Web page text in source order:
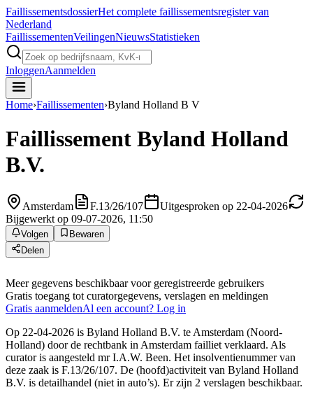
FaillissementsdossierHet complete faillissementsregister van
Nederland
FaillissementenVeilingenNieuwsStatistieken
InloggenAanmelden
Home›Faillissementen›Byland Holland B V
Faillissement Byland Holland
B.V.
Amsterdam F.13/26/107
Uitgesproken op 22-04-2026
Bijgewerkt op 09-07-2026, 11:50
Volgen
Bewaren
Delen
Meer gegevens beschikbaar voor geregistreerde gebruikers
Gratis toegang tot curatorgegevens, verslagen en meldingen
Gratis aanmeldenAl een account? Log in
Op 22-04-2026 is Byland Holland B.V. te Amsterdam (Noord-
Holland) door de rechtbank in Amsterdam failliet verklaard. Als
curator is aangesteld mr I.A.W. Been. Het insolventienummer van
deze zaak is F.13/26/107. De (hoofd)activiteit van Byland Holland
B.V. is detailhandel (niet in auto’s). Er zijn 2 verslagen beschikbaar.